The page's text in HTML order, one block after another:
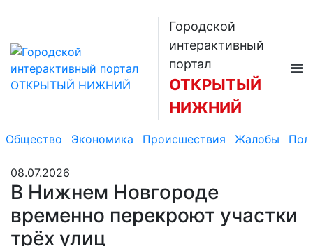
Городской
интерактивный
портал
ОТКРЫТЫЙ
НИЖНИЙ
Общество Экономика Происшествия Жалобы
08.07.2026
В Нижнем Новгороде
временно перекроют участки
трёх улиц